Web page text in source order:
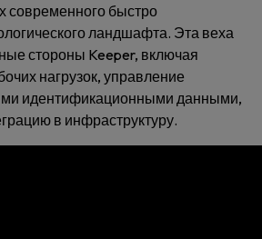
современного быстро
ландшафта. Эта веха
стороны Keeper, включая
нагрузок, управление
идентификационными данными,
в инфраструктуру.